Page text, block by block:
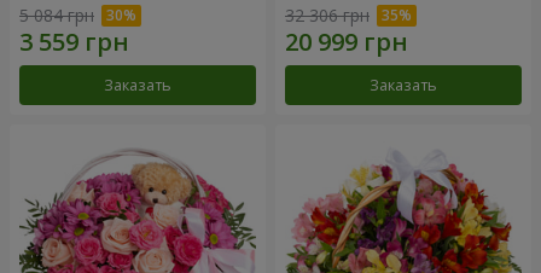
5 084 грн
Заказать
32 306 грн
Заказать